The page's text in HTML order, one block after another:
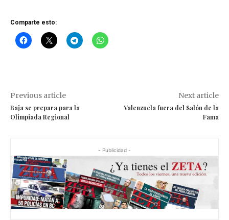
Comparte esto:
Previous article
Baja se prepara para la
Olimpiada Regional
Next article
Valenzuela fuera del Salón de la
Fama
- Publicidad -